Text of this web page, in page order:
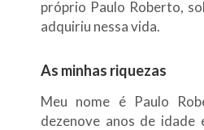
próprio Paulo Roberto,
adquiriu nessa vida.
As minhas riquezas
Meu nome é Paulo
dezenove anos de idade